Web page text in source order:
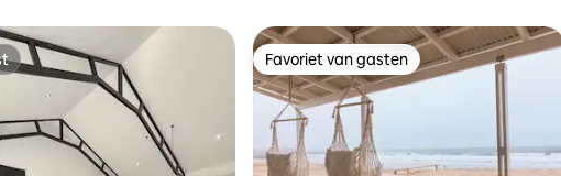
Favoriet van gasten
Favoriet van gasten